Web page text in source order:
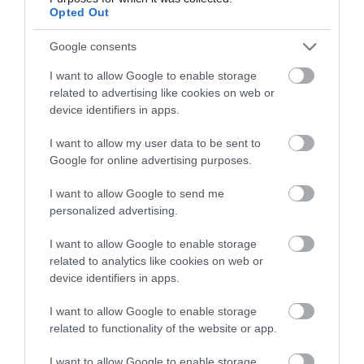
Opted Out
Google consents
I want to allow Google to enable storage
related to advertising like cookies on web or
device identifiers in apps.
I want to allow my user data to be sent to
Google for online advertising purposes.
I want to allow Google to send me
personalized advertising.
I want to allow Google to enable storage
related to analytics like cookies on web or
device identifiers in apps.
I want to allow Google to enable storage
related to functionality of the website or app.
I want to allow Google to enable storage
ÍGY KÉSZÍTSÜK EL:
Egy keverőtálba tegyük bele a 8 tojássárgáját
Egy kisebb fazékban készítsük el a forralt borhoz
hasonlóan a levest: öntsük bele a bort, a fahéjat,
A keverőtálat ezután tegyük vízgőz fölé, majd
folyamatos kevergetés mellett öntsük össze a
forralt borral.
A mandulás pisztránghabot:
Verjük fel a tojásokat, majd óvatosan keverjük